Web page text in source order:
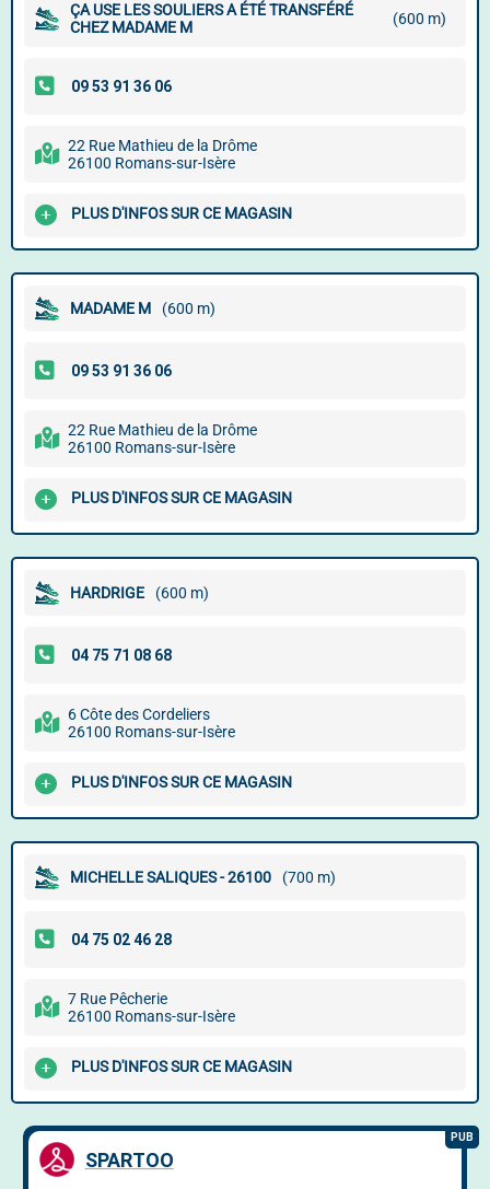
ÇA USE LES SOULIERS A ÉTÉ TRANSFÉRÉ
CHEZ MADAME M
(600 m)
22 Rue Mathieu de la Drôme
26100 Romans-sur-Isère
PLUS D'INFOS SUR CE MAGASIN
MADAME M (600 m)
22 Rue Mathieu de la Drôme
26100 Romans-sur-Isère
PLUS D'INFOS SUR CE MAGASIN
HARDRIGE (600 m)
6 Côte des Cordeliers
26100 Romans-sur-Isère
PLUS D'INFOS SUR CE MAGASIN
MICHELLE SALIQUES - 26100 (700 m)
7 Rue Pêcherie
26100 Romans-sur-Isère
PLUS D'INFOS SUR CE MAGASIN